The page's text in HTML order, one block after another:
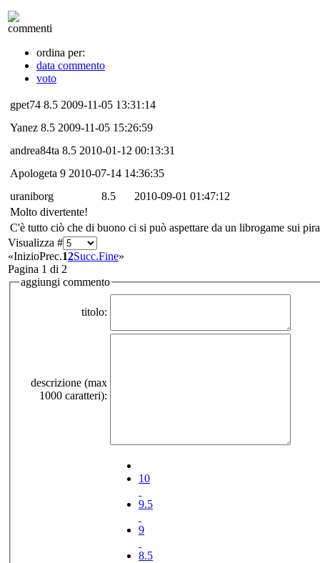
commenti
ordina per:
data commento
voto
gpet74 8.5 2009-11-05 13:31:14
Yanez 8.5 2009-11-05 15:26:59
andrea84ta 8.5 2010-01-12 00:13:31
Apologeta 9 2010-07-14 14:36:35
uraniborg
8.5
2010-09-01 01:47:12
Molto divertente!
C'è tutto ciò che di buono ci si può aspettare da un librogame sui
Visualizza #
«InizioPrec.12Succ.Fine»
Pagina 1 di 2
aggiungi commento
titolo:
descrizione (max
1000 caratteri):
10
9.5
9
8.5